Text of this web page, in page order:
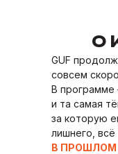
О
GUF
совсем
В
и та самая
за которую
лишнего,
В ПРОШЛОМ